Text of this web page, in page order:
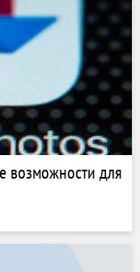
возможности для